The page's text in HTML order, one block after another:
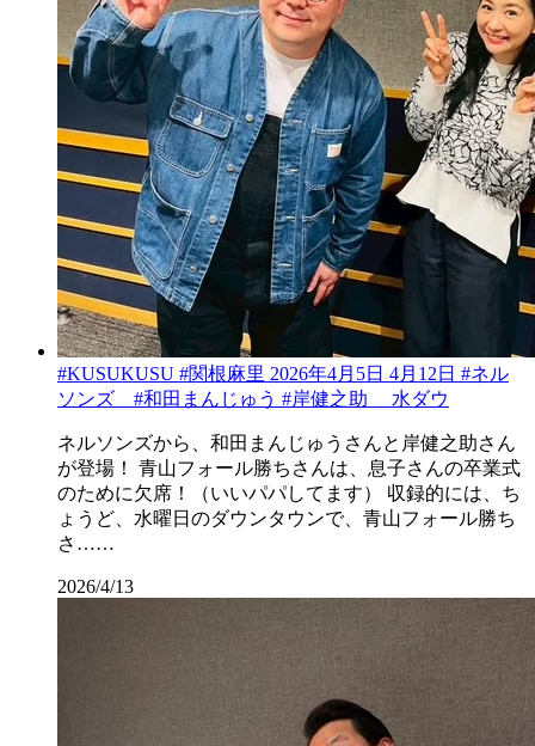
#KUSUKUSU #関根麻里 2026年4月5日 4月12日 #ネル
ソンズ #和田まんじゅう #岸健之助 水ダウ
ネルソンズから、和田まんじゅうさんと岸健之助さん
が登場！ 青山フォール勝ちさんは、息子さんの卒業式
のために欠席！（いいパパしてます） 収録的には、ち
ょうど、水曜日のダウンタウンで、青山フォール勝ち
さ……
2026/4/13